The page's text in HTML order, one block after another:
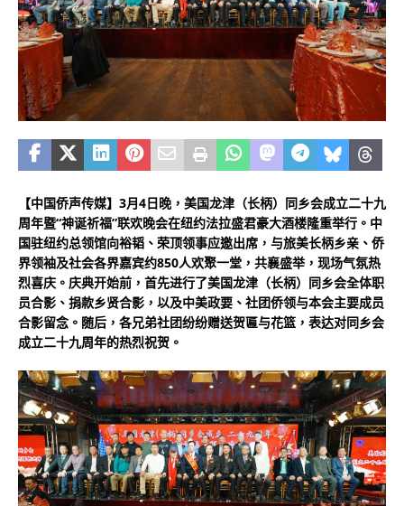
【中国侨声传媒】3月4日晚，美国龙津（长柄）同乡会成立二十九
周年暨“神诞祈福”联欢晚会在纽约法拉盛君豪大酒楼隆重举行。中
国驻纽约总领馆向裕韬、荣顶领事应邀出席，与旅美长柄乡亲、侨
界领袖及社会各界嘉宾约850人欢聚一堂，共襄盛举，现场气氛热
烈喜庆。庆典开始前，首先进行了美国龙津（长柄）同乡会全体职
员合影、捐款乡贤合影，以及中美政要、社团侨领与本会主要成员
合影留念。随后，各兄弟社团纷纷赠送贺匾与花篮，表达对同乡会
成立二十九周年的热烈祝贺。